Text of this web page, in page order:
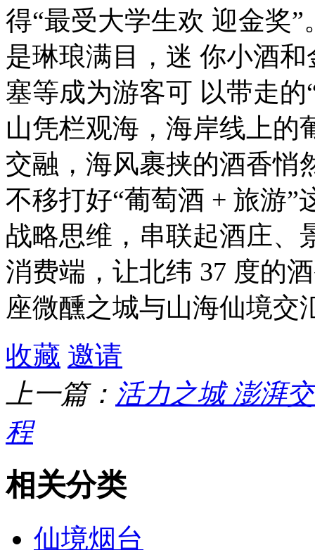
得“最受大学生欢 迎金奖
是琳琅满目，迷 你小酒
塞等成为游客可 以带走
山凭栏观海，海岸线上的
交融，海风裹挟的酒香悄
不移打好“葡萄酒 + 旅游
战略思维，串联起酒庄、
消费端，让北纬 37 度的
座微醺之城与山海仙境交
收藏 邀请
上一篇： 活力之城 澎湃
程
相关分类
仙境烟台